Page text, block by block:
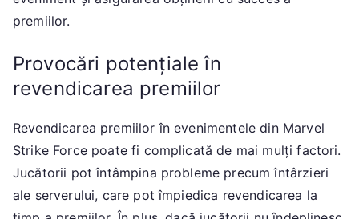
premiilor.
Provocări potențiale în
revendicarea premiilor
Revendicarea premiilor în evenimentele din Marvel
Strike Force poate fi complicată de mai mulți factori.
Jucătorii pot întâmpina probleme precum întârzieri
ale serverului, care pot împiedica revendicarea la